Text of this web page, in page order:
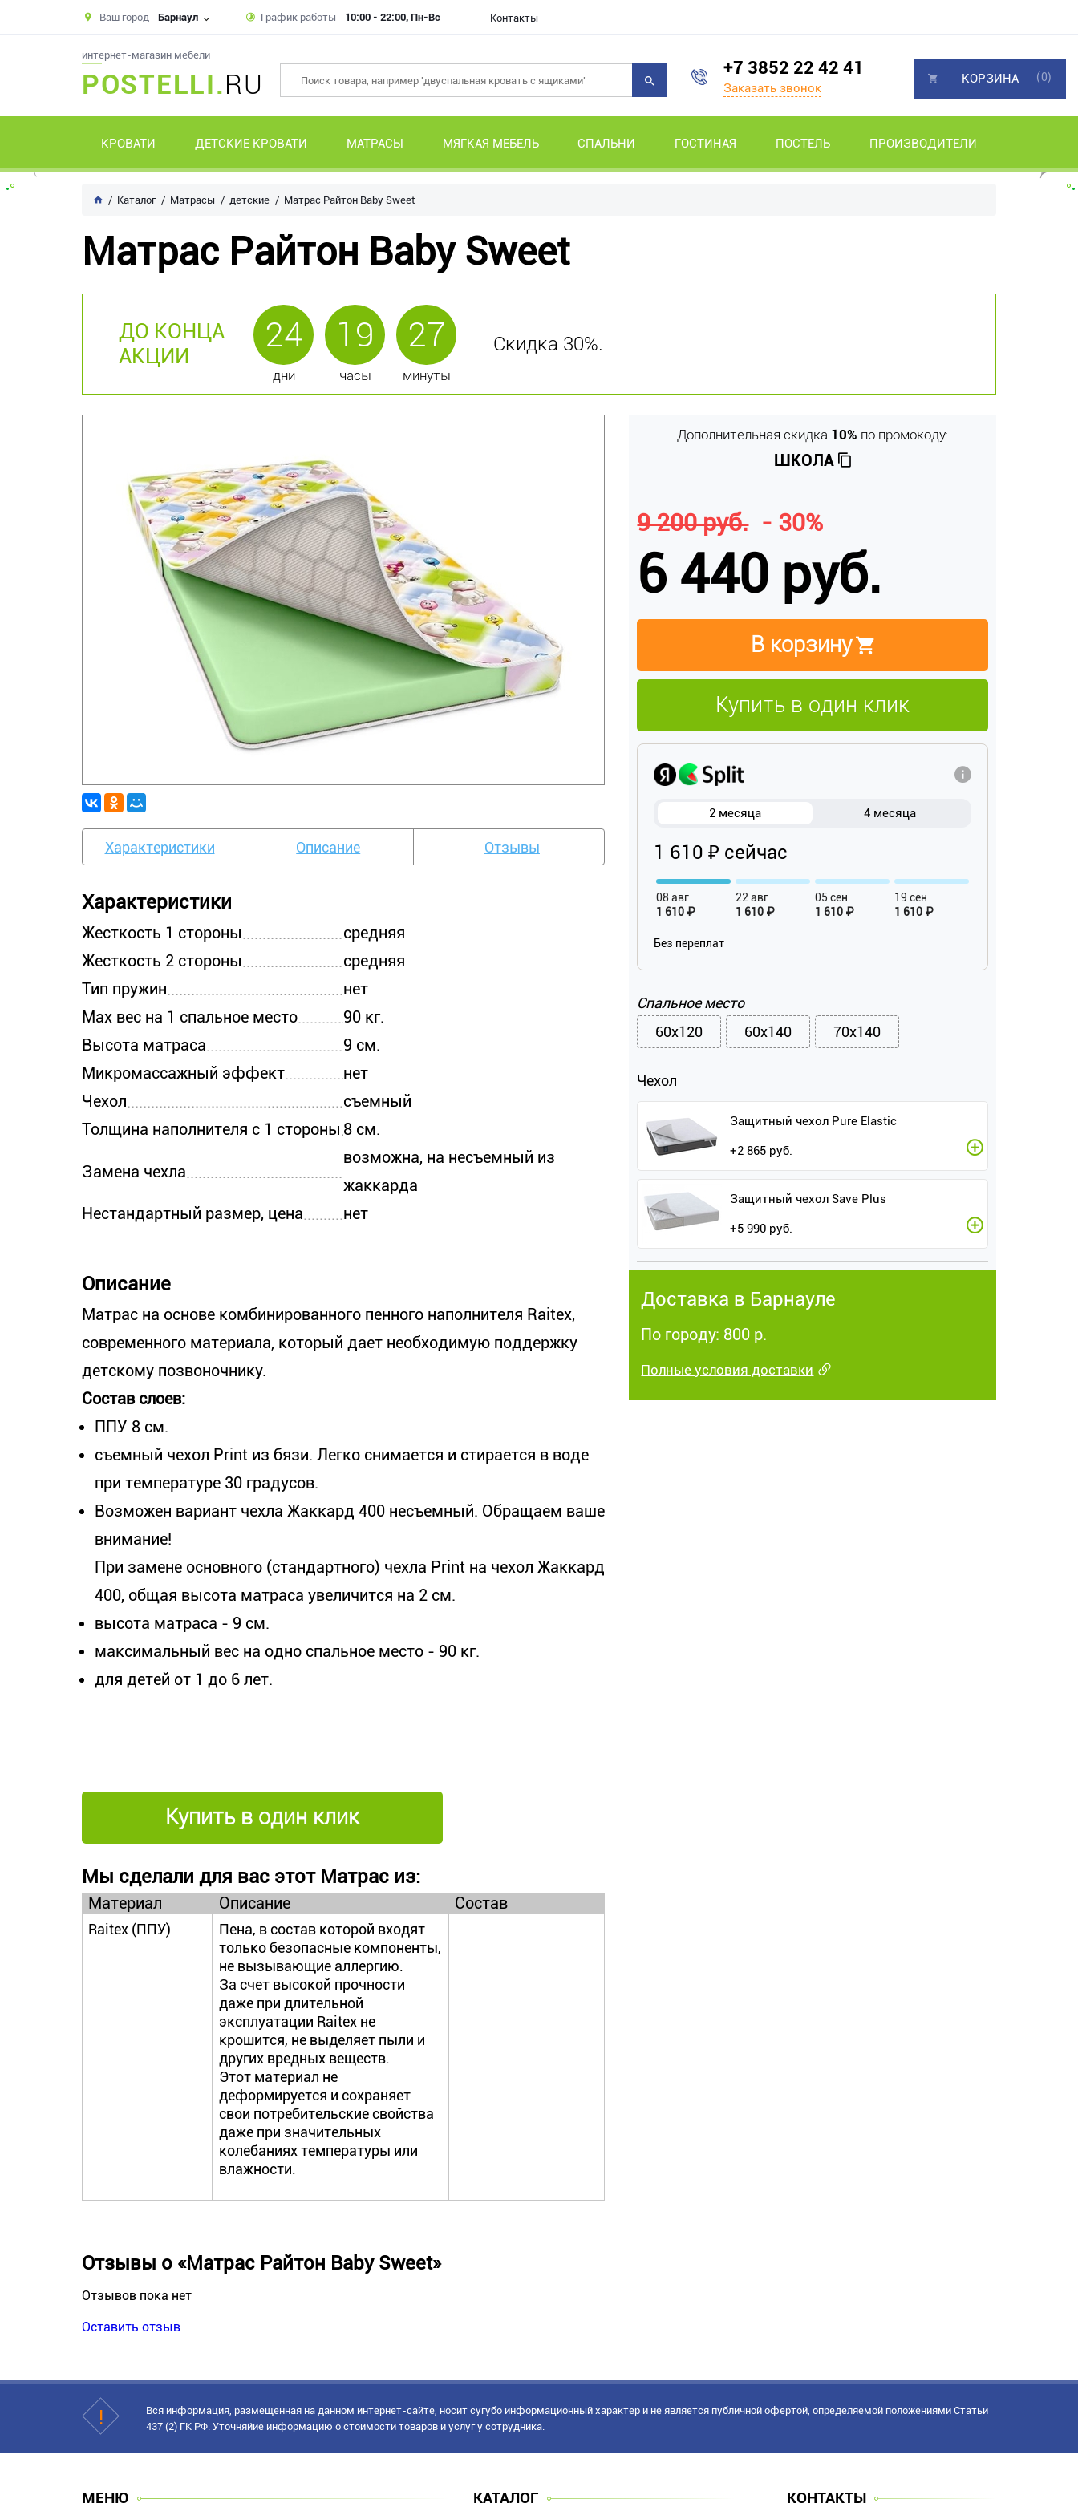
Ваш город Барнаул График работы 10:00 - 22:00, Пн-Вс Контакты
интернет-магазин мебели
POSTELLI.RU
+7 3852 22 42 41
Заказать звонок
КРОВАТИ ДЕТСКИЕ КРОВАТИ МАТРАСЫ МЯГКАЯ МЕБЕЛЬ СПАЛЬНИ ГОСТИНАЯ ПОСТЕЛЬ ПРОИЗВОДИТЕЛИ
КОРЗИНА (0)
Каталог Матрасы детские Матрас Райтон Baby Sweet
Матрас Райтон Baby Sweet
ДО КОНЦА
АКЦИИ
24
дни
19
часы
27
минуты
Скидка 30%.
Характеристики Описание Отзывы
Характеристики
Жесткость 1 стороны
средняя
Жесткость 2 стороны
средняя
Тип пружин
нет
Max вес на 1 спальное место
90 кг.
Высота матраса
9 см.
Микромассажный эффект
нет
Чехол
съемный
Толщина наполнителя с 1 стороны 8 см.
Замена чехла
возможна, на несъемный из
жаккарда
Нестандартный размер, цена
нет
Описание
Матрас на основе комбинированного пенного наполнителя Raitex,
современного материала, который дает необходимую поддержку
детскому позвоночнику.
Состав слоев:
ППУ 8 см.
съемный чехол Print из бязи. Легко снимается и стирается в воде
при температуре 30 градусов.
Возможен вариант чехла Жаккард 400 несъемный. Обращаем ваше
внимание!
При замене основного (стандартного) чехла Print на чехол Жаккард
400, общая высота матраса увеличится на 2 см.
высота матраса - 9 см.
максимальный вес на одно спальное место - 90 кг.
для детей от 1 до 6 лет.
Купить в один клик
Мы сделали для вас этот Матрас из:
Материал Описание Состав
Raitex (ППУ)
Пена, в состав которой входят
только безопасные компоненты,
не вызывающие аллергию.
За счет высокой прочности
даже при длительной
эксплуатации Raitex не
крошится, не выделяет пыли и
других вредных веществ.
Этот материал не
деформируется и сохраняет
свои потребительские свойства
даже при значительных
колебаниях температуры или
влажности.
Отзывы о «Матрас Райтон Baby Sweet»
Отзывов пока нет
Оставить отзыв
Дополнительная скидка 10% по промокоду:
ШКОЛА
9 200 руб. - 30%
6 440 руб.
В корзину
Купить в один клик
2 месяца 4 месяца
1 610 ₽ сейчас
08 авг
1 610 ₽
22 авг
1 610 ₽
05 сен
1 610 ₽
19 сен
1 610 ₽
Без переплат
Спальное место
60x120
60x140 70x140
Чехол
Защитный чехол Pure Elastic
+2 865 руб.
Защитный чехол Save Plus
+5 990 руб.
Доставка в Барнауле
По городу: 800 р.
Полные условия доставки
Вся информация, размещенная на данном интернет-сайте, носит сугубо информационный характер и не является публичной офертой, определяемой положениями Статьи
437 (2) ГК РФ. Уточняйие информацию о стоимости товаров и услуг у сотрудника.
МЕНЮ КАТАЛОГ КОНТАКТЫ